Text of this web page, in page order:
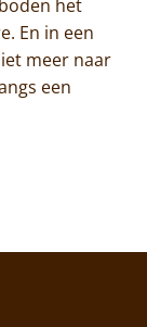
het
En in een
meer naar
een